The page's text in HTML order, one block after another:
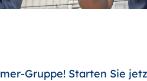
Gruppe! Starten Sie